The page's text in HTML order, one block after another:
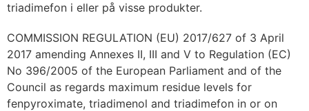
triadimefon i eller på visse produkter.
COMMISSION REGULATION (EU) 2017/627 of 3 April
2017 amending Annexes II, III and V to Regulation (EC)
No 396/2005 of the European Parliament and of the
Council as regards maximum residue levels for
fenpyroximate, triadimenol and triadimefon in or on